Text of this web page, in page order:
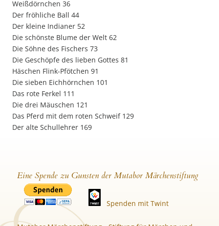
Weißdörnchen 36
Der fröhliche Ball 44
Der kleine Indianer 52
Die schönste Blume der Welt 62
Die Söhne des Fischers 73
Die Geschöpfe des lieben Gottes 81
Häschen Flink-Pfötchen 91
Die sieben Eichhörnchen 101
Das rote Ferkel 111
Die drei Mäuschen 121
Das Pferd mit dem roten Schweif 129
Der alte Schullehrer 169
Eine Spende zu Gunsten der Mutabor Märchenstiftung
Spenden mit Twint